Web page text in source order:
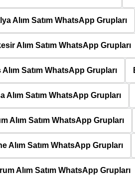
Alım Satım WhatsApp Grupları
Alım Satım WhatsApp Grupları
Alım Satım WhatsApp Grupları
Alım Satım WhatsApp Grupları
Alım Satım WhatsApp Grupları
Alım Satım WhatsApp Grupları
Alım Satım WhatsApp Grupları